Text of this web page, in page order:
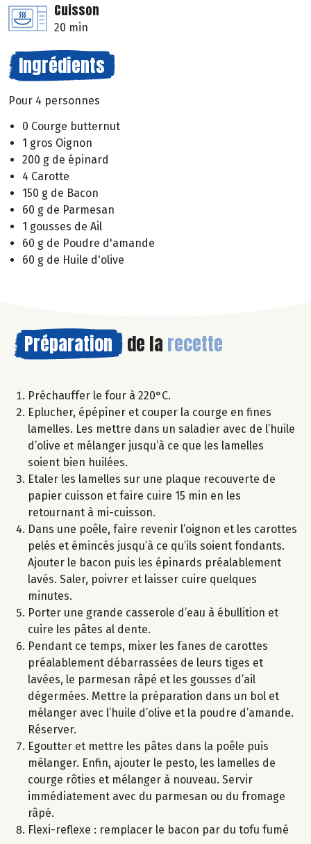
Cuisson
20 min
Ingrédients
Pour 4 personnes
0 Courge butternut
1 gros Oignon
200 g de épinard
4 Carotte
150 g de Bacon
60 g de Parmesan
1 gousses de Ail
60 g de Poudre d'amande
60 g de Huile d'olive
Préparation de la recette
Préchauffer le four à 220°C.
Eplucher, épépiner et couper la courge en fines
lamelles. Les mettre dans un saladier avec de l’huile
d’olive et mélanger jusqu’à ce que les lamelles
soient bien huilées.
Etaler les lamelles sur une plaque recouverte de
papier cuisson et faire cuire 15 min en les
retournant à mi-cuisson.
Dans une poêle, faire revenir l’oignon et les carottes
pelés et émincés jusqu’à ce qu’ils soient fondants.
Ajouter le bacon puis les épinards préalablement
lavés. Saler, poivrer et laisser cuire quelques
minutes.
Porter une grande casserole d’eau à ébullition et
cuire les pâtes al dente.
Pendant ce temps, mixer les fanes de carottes
préalablement débarrassées de leurs tiges et
lavées, le parmesan râpé et les gousses d’ail
dégermées. Mettre la préparation dans un bol et
mélanger avec l’huile d’olive et la poudre d’amande.
Réserver.
Egoutter et mettre les pâtes dans la poêle puis
mélanger. Enfin, ajouter le pesto, les lamelles de
courge rôties et mélanger à nouveau. Servir
immédiatement avec du parmesan ou du fromage
râpé.
Flexi-reflexe : remplacer le bacon par du tofu fumé